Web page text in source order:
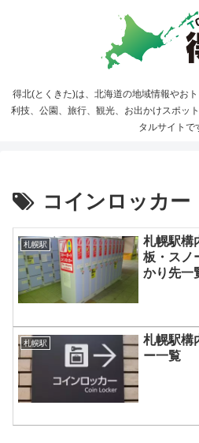
得北(とくきた)は、北海道の地域情報やお
利技、公園、旅行、観光、お出かけスポッ
タルサイトで
コインロッカー
札幌駅
札幌駅構
板・スノ
かり先一
札幌駅
札幌駅構
ー一覧